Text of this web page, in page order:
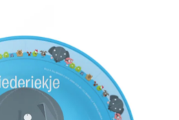
+15.000 Bewertungen)
Kunden bewerten uns mit
(Gesamtergebnis aller Länder, in